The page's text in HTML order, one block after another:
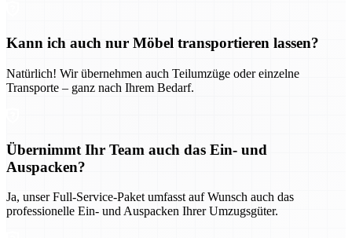
Kann ich auch nur Möbel transportieren lassen?
Natürlich! Wir übernehmen auch Teilumzüge oder einzelne
Transporte – ganz nach Ihrem Bedarf.
Übernimmt Ihr Team auch das Ein- und
Auspacken?
Ja, unser Full-Service-Paket umfasst auf Wunsch auch das
professionelle Ein- und Auspacken Ihrer Umzugsgüter.